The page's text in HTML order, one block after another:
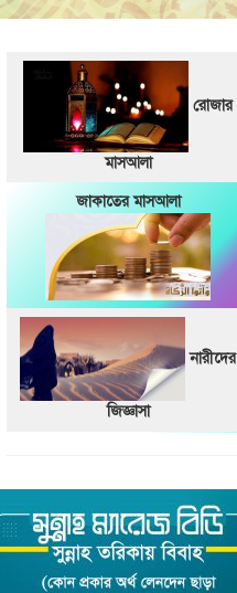
রোজার
মাসআলা
জাকাতের মাসআলা
নারীদের
জিজ্ঞাসা